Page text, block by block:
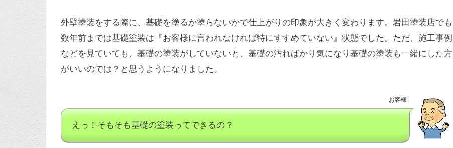
外壁塗装をする際に、基礎を塗るか塗らないかで仕上がりの印象が大きく変わります。岩田塗装店でも
数年前までは基礎塗装は『お客様に言われなければ特にすすめていない』状態でした。ただ、施工事例
などを見ていても、基礎の塗装がしていないと、基礎の汚ればかり気になり基礎の塗装も一緒にした方
がいいのでは？と思うようになりました。
お客様
えっ！そもそも基礎の塗装ってできるの？